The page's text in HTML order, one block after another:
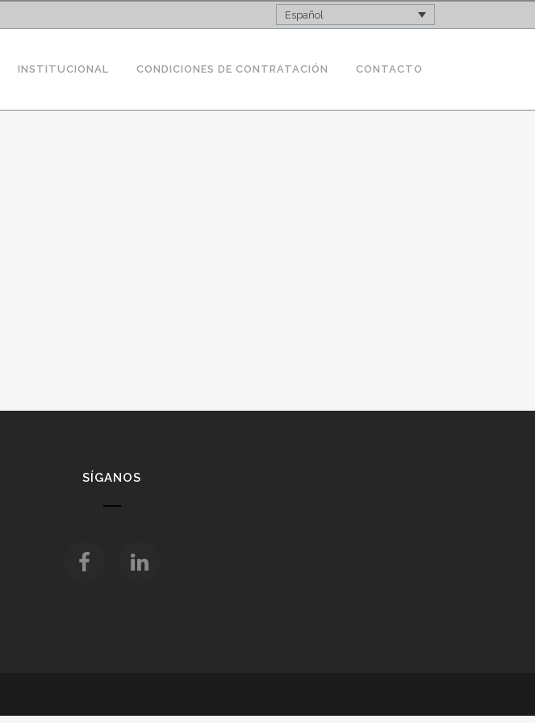
Español
INSTITUCIONAL CONDICIONES DE CONTRATACIÓN CONTACTO
SÍGANOS